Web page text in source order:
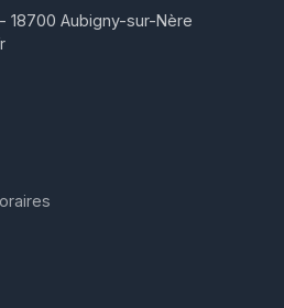
18700 Aubigny-sur-Nère